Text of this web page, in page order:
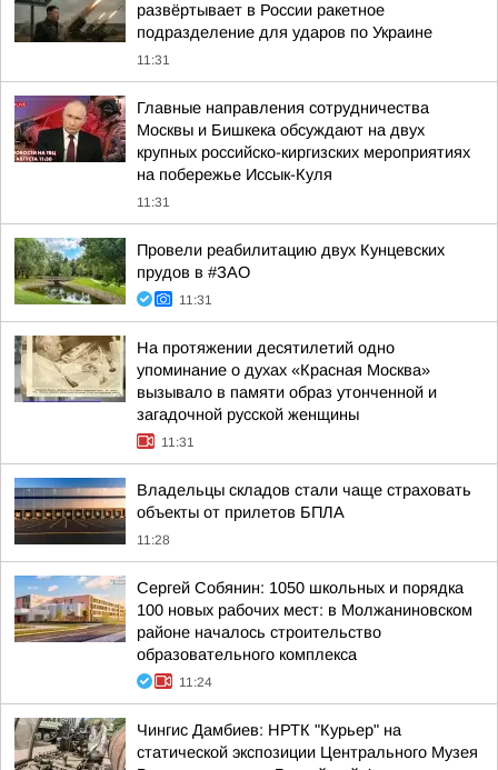
развёртывает в России ракетное
подразделение для ударов по Украине
11:31
Главные направления сотрудничества
Москвы и Бишкека обсуждают на двух
крупных российско-киргизских мероприятиях
на побережье Иссык-Куля
11:31
Провели реабилитацию двух Кунцевских
прудов в #ЗАО
11:31
На протяжении десятилетий одно
упоминание о духах «Красная Москва»
вызывало в памяти образ утонченной и
загадочной русской женщины
11:31
Владельцы складов стали чаще страховать
объекты от прилетов БПЛА
11:28
Сергей Собянин: 1050 школьных и порядка
100 новых рабочих мест: в Молжаниновском
районе началось строительство
образовательного комплекса
11:24
Чингис Дамбиев: НРТК "Курьер" на
статической экспозиции Центрального Музея